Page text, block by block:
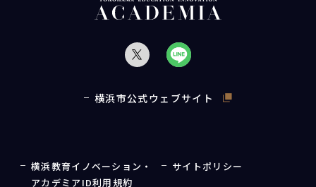
横浜市公式ウェブサイト
横浜教育イノベーション・
アカデミアID利用規約
サイトポリシー